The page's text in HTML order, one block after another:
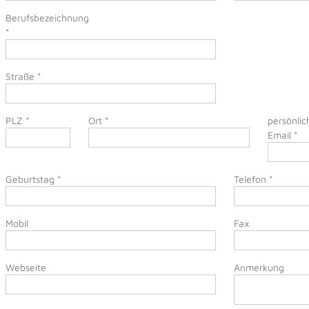
Berufsbezeichnung
*
Straße *
PLZ * Ort *
Email *
Geburtstag * Telefon *
Mobil Fax
Webseite Anmerkung